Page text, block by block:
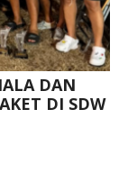
DAN
DI SDW